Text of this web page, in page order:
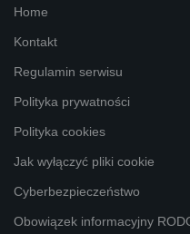
Home
Kontakt
Regulamin serwisu
Polityka prywatności
Polityka cookies
Jak wyłączyć pliki cookie
Cyberbezpieczeństwo
Obowiązek informacyjny